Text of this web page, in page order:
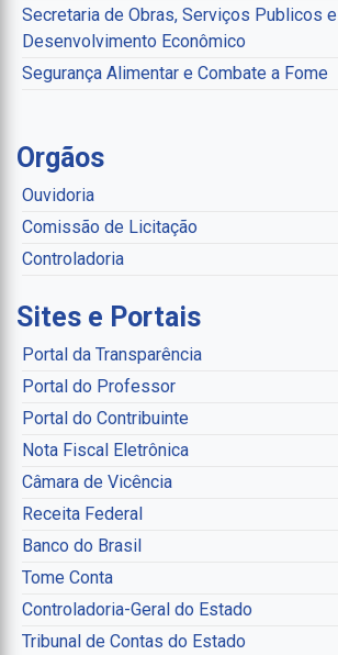
Secretaria de Obras, Serviços Publicos e
Desenvolvimento Econômico
Segurança Alimentar e Combate a Fome
Orgãos
Ouvidoria
Comissão de Licitação
Controladoria
Sites e Portais
Portal da Transparência
Portal do Professor
Portal do Contribuinte
Nota Fiscal Eletrônica
Câmara de Vicência
Receita Federal
Banco do Brasil
Tome Conta
Controladoria-Geral do Estado
Tribunal de Contas do Estado